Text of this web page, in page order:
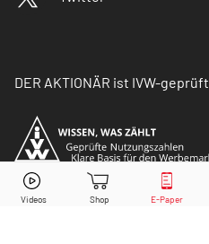
McDonald’s Aktie jetzt handeln?
DER AKTIONÄR ist IVW-geprüft